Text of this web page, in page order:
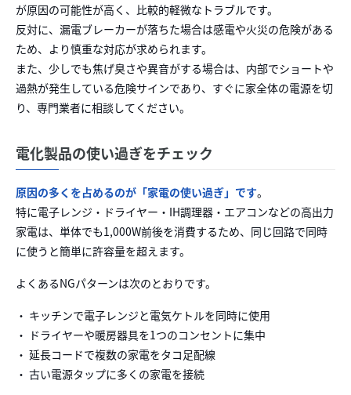
が原因の可能性が高く、比較的軽微なトラブルです。
反対に、漏電ブレーカーが落ちた場合は感電や火災の危険がある
ため、より慎重な対応が求められます。
また、少しでも焦げ臭さや異音がする場合は、内部でショートや
過熱が発生している危険サインであり、すぐに家全体の電源を切
り、専門業者に相談してください。
電化製品の使い過ぎをチェック
原因の多くを占めるのが「家電の使い過ぎ」です。
特に電子レンジ・ドライヤー・IH調理器・エアコンなどの高出力
家電は、単体でも1,000W前後を消費するため、同じ回路で同時
に使うと簡単に許容量を超えます。
よくあるNGパターンは次のとおりです。
・ キッチンで電子レンジと電気ケトルを同時に使用
・ ドライヤーや暖房器具を1つのコンセントに集中
・ 延長コードで複数の家電をタコ足配線
・ 古い電源タップに多くの家電を接続